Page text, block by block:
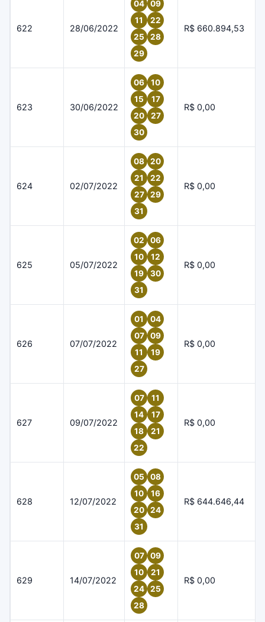
622 28/06/2022
04
09
11
22
25
28
29
R$ 660.894,53
623 30/06/2022
06
10
15
17
20
27
30
R$ 0,00
624 02/07/2022
08
20
21
22
27
29
31
R$ 0,00
625 05/07/2022
02
06
10
12
19
30
31
R$ 0,00
626 07/07/2022
01
04
07
09
11
19
27
R$ 0,00
627 09/07/2022
07
11
14
17
18
21
22
R$ 0,00
628 12/07/2022
05
08
10
16
20
24
31
R$ 644.646,44
629 14/07/2022
07
09
10
21
24
25
28
R$ 0,00